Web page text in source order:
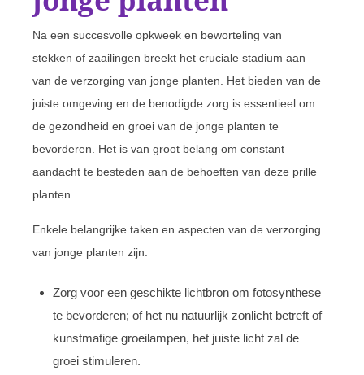
Na een succesvolle opkweek en beworteling van
stekken of zaailingen breekt het cruciale stadium aan
van de verzorging van jonge planten. Het bieden van de
juiste omgeving en de benodigde zorg is essentieel om
de gezondheid en groei van de jonge planten te
bevorderen. Het is van groot belang om constant
aandacht te besteden aan de behoeften van deze prille
planten.
Enkele belangrijke taken en aspecten van de verzorging
van jonge planten zijn:
Zorg voor een geschikte lichtbron om fotosynthese
te bevorderen; of het nu natuurlijk zonlicht betreft of
kunstmatige groeilampen, het juiste licht zal de
groei stimuleren.